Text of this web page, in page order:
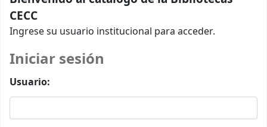
CECC
Ingrese su usuario institucional para acceder.
Iniciar sesión
Usuario: